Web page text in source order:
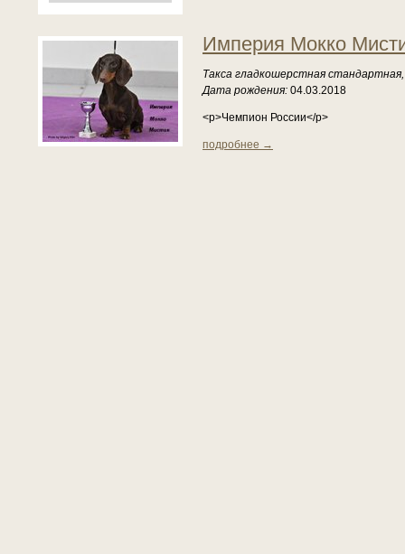
Империя Мокко
Такса гладкошерстная стандартная,
Дата рождения: 04.03.2018
<p>Чемпион России</p>
подробнее →